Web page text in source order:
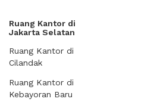
Ruang Kantor di
Jakarta Selatan
Ruang Kantor di
Cilandak
Ruang Kantor di
Kebayoran Baru